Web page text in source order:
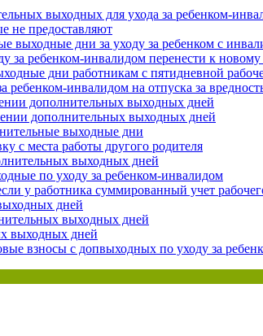
Бератор
«Практическая энциклопедия
Материалы электронного журнала
«Нормативные акты для
Материалы электронного журнала
«Практическая бухгалтерия»
Онлайн-сервисы «Учетная
Просто заполните форму, и мы вышлем
выходных для ухода за ребенком-
не предоставляют
выходные дни за уходу за ребенком с
ребенком-инвалидом перенести к новому
дни работникам с пятидневной
инвалидом на отпуска за
дополнительных выходных дней
дополнительных выходных дней
выходные дни
с места работы другого родителя
выходных дней
по уходу за ребенком-инвалидом
у работника суммированный учет
дней
выходных дней
выходных дней
взносы с допвыходных по уходу за